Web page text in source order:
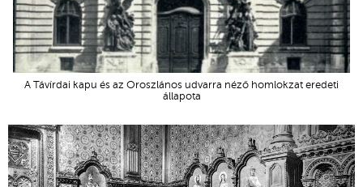
A Távírdai kapu és az Oroszlános udvarra néző homlokzat eredeti
állapota